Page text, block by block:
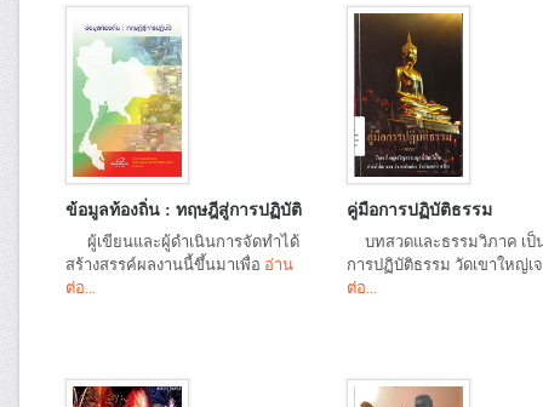
ข้อมูลท้องถิ่น : ทฤษฎีสู่การปฏิบัติ
ผู้เขียนและผู้ดำเนินการจัดทำได้
สร้างสรรค์ผลงานนี้ขึ้นมาเพื่อ อ่าน
ต่อ...
คู่มือการปฏิบัติธรรม
บทสวดและธรรมวิภาค เป็
การปฏิบัติธรรม วัดเขาใหญ่เ
ต่อ...